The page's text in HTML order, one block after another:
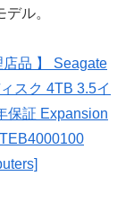
ル。
店品 】 Seagate
スク 4TB 3.5イ
保証 Expansion